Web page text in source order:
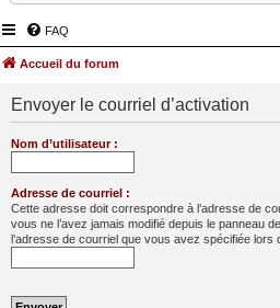
FAQ
Accueil du forum
Envoyer le courriel d’activation
Nom d’utilisateur :
Adresse de courriel :
Cette adresse doit correspondre à l’adresse de
vous ne l’avez jamais modifié depuis le panneau
l’adresse de courriel que vous avez spécifiée lors